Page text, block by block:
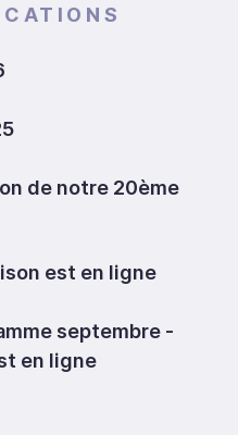
de notre 20ème
est en ligne
septembre -
en ligne